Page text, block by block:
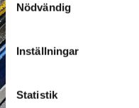
Nödvändig
Inställningar
Statistik